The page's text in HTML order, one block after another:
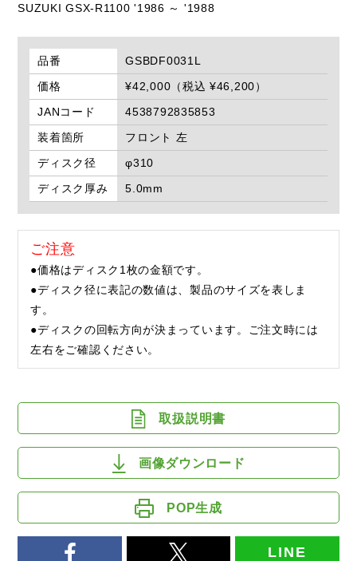
SUZUKI GSX-R1100 '1986 ～ '1988
品番
GSBDF0031L
価格
¥42,000（税込 ¥46,200）
JANコード
4538792835853
装着箇所
フロント 左
ディスク径
φ310
ディスク厚み
5.0mm
ご注意
●価格はディスク1枚の金額です。
●ディスク径に表記の数値は、製品のサイズを表しま
す。
●ディスクの回転方向が決まっています。ご注文時には
左右をご確認ください。
取扱説明書
画像ダウンロード
POP生成
LINE